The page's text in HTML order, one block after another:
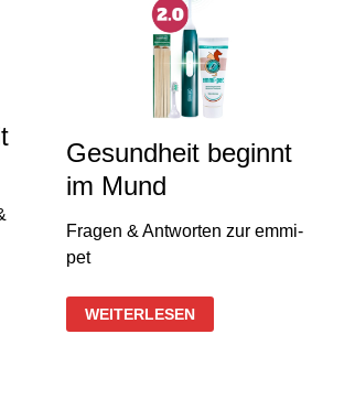
Gesundheit beginnt
im Mund
Fragen & Antworten zur emmi-
pet
GESUNDHEIT
BEGINNT
WEITERLESEN